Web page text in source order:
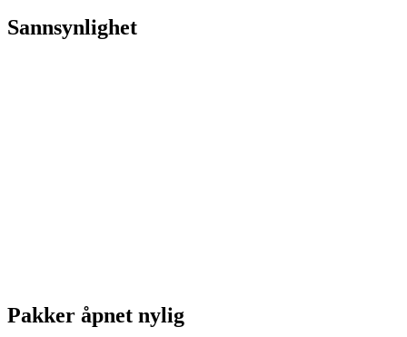
Sannsynlighet
Pakker åpnet nylig